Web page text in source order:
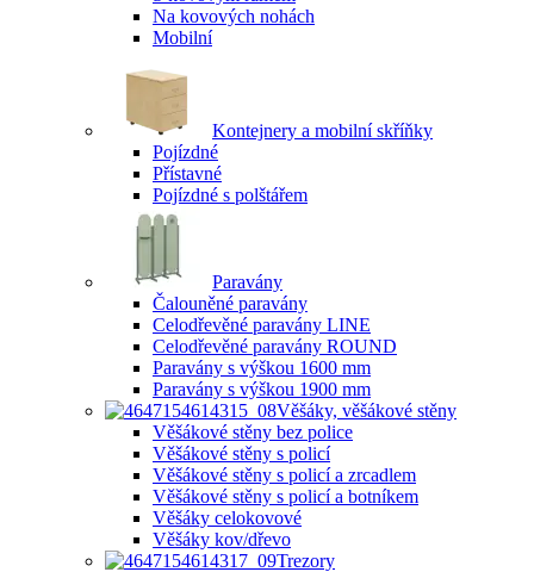
Na kovových nohách
Mobilní
Kontejnery a mobilní skříňky
Pojízdné
Přístavné
Pojízdné s polštářem
Paravány
Čalouněné paravány
Celodřevěné paravány LINE
Celodřevěné paravány ROUND
Paravány s výškou 1600 mm
Paravány s výškou 1900 mm
Věšáky, věšákové stěny
Věšákové stěny bez police
Věšákové stěny s policí
Věšákové stěny s policí a zrcadlem
Věšákové stěny s policí a botníkem
Věšáky celokovové
Věšáky kov/dřevo
Trezory